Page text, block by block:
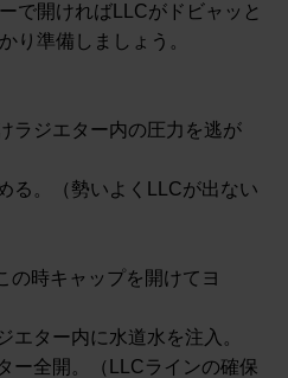
で開ければLLCがドビャッと
り準備しましょう。
ラジエター内の圧力を逃が
る。（勢いよくLLCが出ない
の時キャップを開けてヨ
エター内に水道水を注入。
ー全開。（LLCラインの確保